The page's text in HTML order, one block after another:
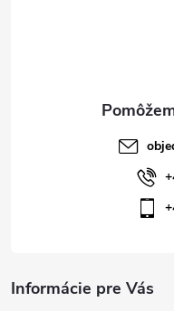
iInformácie pre Vás